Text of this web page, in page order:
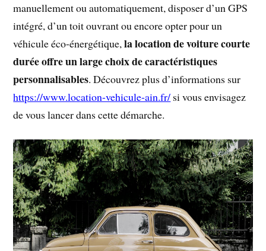
manuellement ou automatiquement, disposer d’un GPS
intégré, d’un toit ouvrant ou encore opter pour un
véhicule éco-énergétique,la location de voiture courte
durée offre un large choix de caractéristiques
personnalisables. Découvrez plus d’informations sur
https://www.location-vehicule-ain.fr/ si vous envisagez
de vous lancer dans cette démarche.